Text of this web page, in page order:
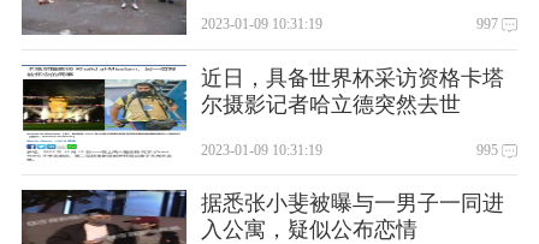
2023-01-09 10:31:19 997
近日，具备世界杯采访资格卡塔
尔摄影记者哈立德突然去世
2023-01-09 10:31:19 995
据悉张小斐被曝与一男子一同进
入公寓，疑似公布恋情